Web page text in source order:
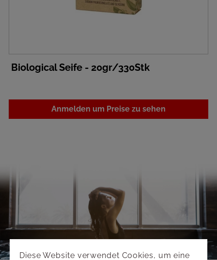
Biological Seife - 20gr/330Stk
Anmelden um Preise zu sehen
Diese Website verwendet Cookies, um eine